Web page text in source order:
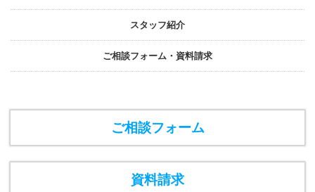
スタッフ紹介
ご相談フォーム・資料請求
ご相談フォーム
資料請求